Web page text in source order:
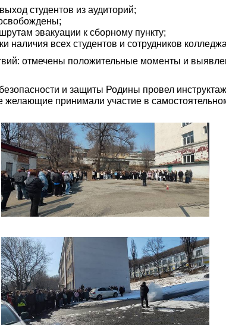
студентов из аудиторий;
эвакуации к сборному пункту;
наличия всех студентов и сотрудников
отмечены положительные моменты и
и защиты Родины провел
принимали участие в